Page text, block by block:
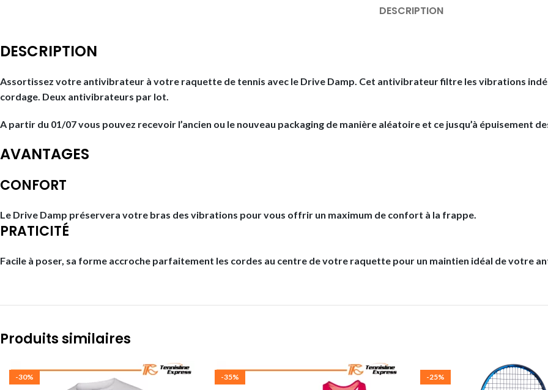
DESCRIPTION
DESCRIPTION
Assortissez votre antivibrateur à votre raquette de tennis avec le Drive Damp. Cet antivibrateur filtre les vibrations
cordage. Deux antivibrateurs par lot.
A partir du 01/07 vous pouvez recevoir l’ancien ou le nouveau packaging de manière aléatoire et ce jusqu’à épuisement
AVANTAGES
CONFORT
Le Drive Damp préservera votre bras des vibrations pour vous offrir un maximum de confort à la frappe.
PRATICITÉ
Facile à poser, sa forme accroche parfaitement les cordes au centre de votre raquette pour un maintien idéal de votre
Produits similaires
-30% -35% -25%